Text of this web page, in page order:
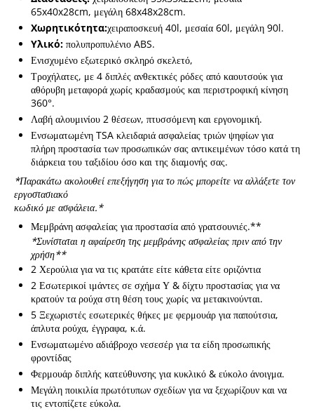
65x40x28cm, μεγάλη 68x48x28cm.
Χωρητικότητα:χειραποσκευή 40l, μεσαία 60l, μεγάλη 90l.
Υλικό: πολυπροπυλένιο ABS.
Ενισχυμένο εξωτερικό σκληρό σκελετό,
Τροχήλατες, με 4 διπλές ανθεκτικές ρόδες από καουτσούκ για
αθόρυβη μεταφορά χωρίς κραδασμούς και περιστροφική κίνηση
360°.
Λαβή αλουμινίου 2 θέσεων, πτυσσόμενη και εργονομική.
Ενσωματωμένη TSA κλειδαριά ασφαλείας τριών ψηφίων για
πλήρη προστασία των προσωπικών σας αντικειμένων τόσο κατά τη
διάρκεια του ταξιδίου όσο και της διαμονής σας.
*Παρακάτω ακολουθεί επεξήγηση για το πώς μπορείτε να αλλάξετε τον
εργοστασιακό
κωδικό με ασφάλεια.*
Μεμβράνη ασφαλείας για προστασία από γρατσουνιές.**
*Συνίσταται η αφαίρεση της μεμβράνης ασφαλείας πριν από την
χρήση**
2 Χερούλια για να τις κρατάτε είτε κάθετα είτε οριζόντια
2 Εσωτερικοί ιμάντες σε σχήμα Υ & δίχτυ προστασίας για να
κρατούν τα ρούχα στη θέση τους χωρίς να μετακινούνται.
5 Ξεχωριστές εσωτερικές θήκες με φερμουάρ για παπούτσια,
άπλυτα ρούχα, έγγραφα, κ.ά.
Ενσωματωμένο αδιάβροχο νεσεσέρ για τα είδη προσωπικής
φροντίδας
Φερμουάρ διπλής κατεύθυνσης για κυκλικό & εύκολο άνοιγμα.
Μεγάλη ποικιλία πρωτότυπων σχεδίων για να ξεχωρίζουν και να
τις εντοπίζετε εύκολα.